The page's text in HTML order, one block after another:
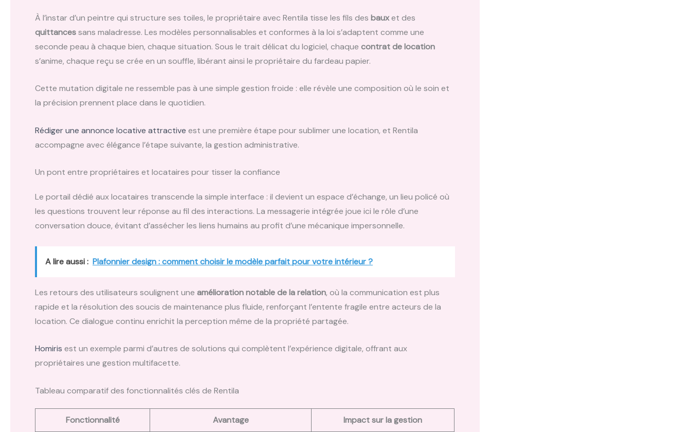
À l’instar d’un peintre qui structure ses toiles, le propriétaire avec Rentila tisse les fils des bauxet des
quittancessans maladresse. Les modèles personnalisables et conformes à la loi s’adaptent comme une
seconde peau à chaque bien, chaque situation. Sous le trait délicat du logiciel, chaque contrat de location
s’anime, chaque reçu se crée en un souffle, libérant ainsi le propriétaire du fardeau papier.
Cette mutation digitale ne ressemble pas à une simple gestion froide : elle révèle une composition où le soin et
la précision prennent place dans le quotidien.
Rédiger une annonce locative attractive est une première étape pour sublimer une location, et Rentila
accompagne avec élégance l’étape suivante, la gestion administrative.
Un pont entre propriétaires et locataires pour tisser la confiance
Le portail dédié aux locataires transcende la simple interface : il devient un espace d’échange, un lieu policé où
les questions trouvent leur réponse au fil des interactions. La messagerie intégrée joue ici le rôle d’une
conversation douce, évitant d’assécher les liens humains au profit d’une mécanique impersonnelle.
A lire aussi : Plafonnier design : comment choisir le modèle parfait pour votre intérieur ?
Les retours des utilisateurs soulignent une amélioration notable de la relation, où la communication est plus
rapide et la résolution des soucis de maintenance plus fluide, renforçant l’entente fragile entre acteurs de la
location. Ce dialogue continu enrichit la perception même de la propriété partagée.
Homiris est un exemple parmi d’autres de solutions qui complètent l’expérience digitale, offrant aux
propriétaires une gestion multifacette.
Tableau comparatif des fonctionnalités clés de Rentila
Fonctionnalité Avantage Impact sur la gestion